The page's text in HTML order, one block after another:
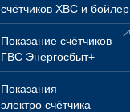
счётчиков ХВС и бойлер
Показание счётчиков
ГВС Энергосбыт+
Показания
электро счётчика